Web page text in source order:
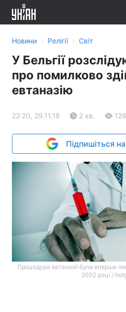
Новини › Релігії › Світ
У Бельгії
про помилково
евтаназію
22:20, 29.11.18 2 хв.
Підпишіться
Процедура евтаназії була вперше
2002 році /